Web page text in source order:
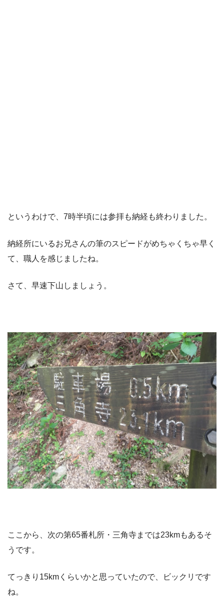
というわけで、7時半頃には参拝も納経も終わりました。
納経所にいるお兄さんの筆のスピードがめちゃくちゃ早く
て、職人を感じましたね。
さて、早速下山しましょう。
ここから、次の第65番札所・三角寺までは23kmもあるそ
うです。
てっきり15kmくらいかと思っていたので、ビックリです
ね。